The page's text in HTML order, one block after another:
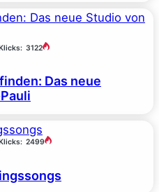
3122
Das neue
Klicks: 2499